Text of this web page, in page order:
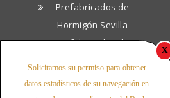
Solicitamos su permiso para obtener
datos estadísticos de su navegación en
X
Prefabricados de
Hormigón Sevilla
Prefabricados de